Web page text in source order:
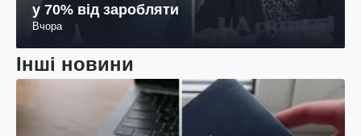
у 70% від заробляти
Вчора
Інші новини